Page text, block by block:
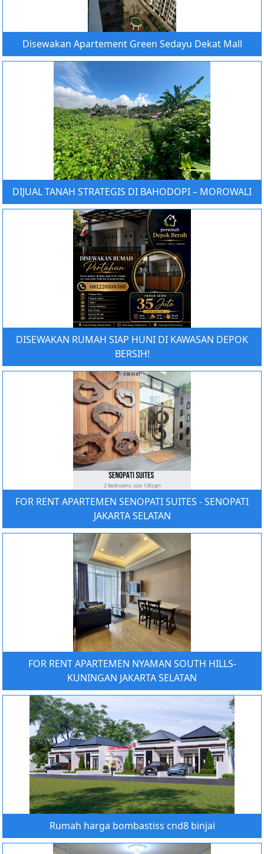
Disewakan Apartement Green Sedayu Dekat Mall
DIJUAL TANAH STRATEGIS DI BAHODOPI – MOROWALI
DISEWAKAN RUMAH SIAP HUNI DI KAWASAN DEPOK
BERSIH!
FOR RENT APARTEMEN SENOPATI SUITES - SENOPATI
JAKARTA SELATAN
FOR RENT APARTEMEN NYAMAN SOUTH HILLS-
KUNINGAN JAKARTA SELATAN
Rumah harga bombastiss cnd8 binjai